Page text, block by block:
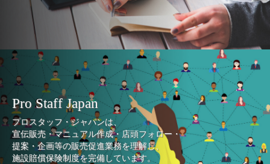
Pro Staff Japan
プロスタッフ・ジャパンは、
宣伝販売・マニュアル作成・店頭フォロー・
提案・企画等の販売促進業務を理解し、
施設賠償保険制度を完備しています。